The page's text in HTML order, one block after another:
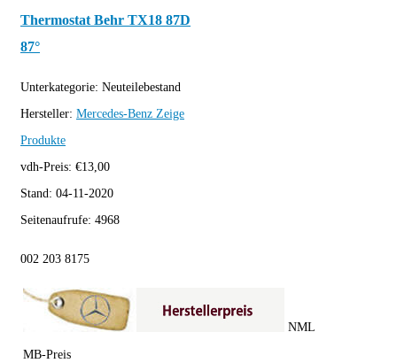
Thermostat Behr TX18 87D
87°
Unterkategorie: Neuteilebestand
Hersteller: Mercedes-Benz Zeige
Produkte
vdh-Preis: €13,00
Stand: 04-11-2020
Seitenaufrufe: 4968
002 203 8175
MB-Preis
NML